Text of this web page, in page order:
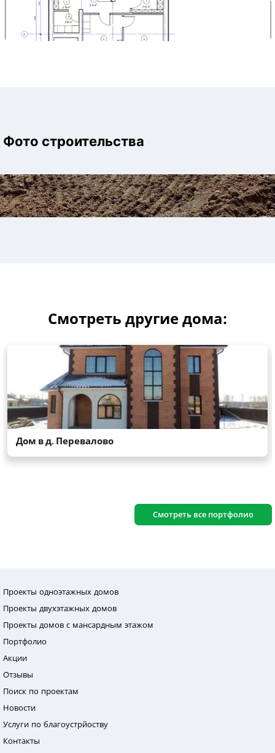
Фото строительства
Смотреть другие дома:
Смотреть все портфолио
Проекты одноэтажных домов
Проекты двухэтажных домов
Проекты домов с мансардным этажом
Портфолио
Акции
Отзывы
Поиск по проектам
Новости
Услуги по благоустрйоству
Контакты